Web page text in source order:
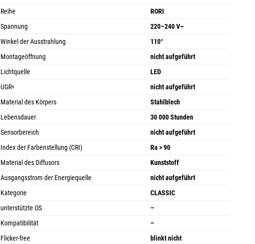
Reihe
RORI
Spannung
220–240 V~
Winkel der Ausstrahlung
110°
Montageöffnung
nicht aufgeführt
Lichtquelle
LED
UGR<
nicht aufgeführt
Material des Körpers
Stahlblech
Lebensdauer
30 000 Stunden
Sensorbereich
nicht aufgeführt
Index der Farbenstellung (CRI)
Ra > 90
Material des Diffusors
Kunststoff
Ausgangsstrom der Energiequelle
nicht aufgeführt
Kategorie
CLASSIC
unterstützte OS
–
Kompatibilität
–
Flicker-free
blinkt nicht